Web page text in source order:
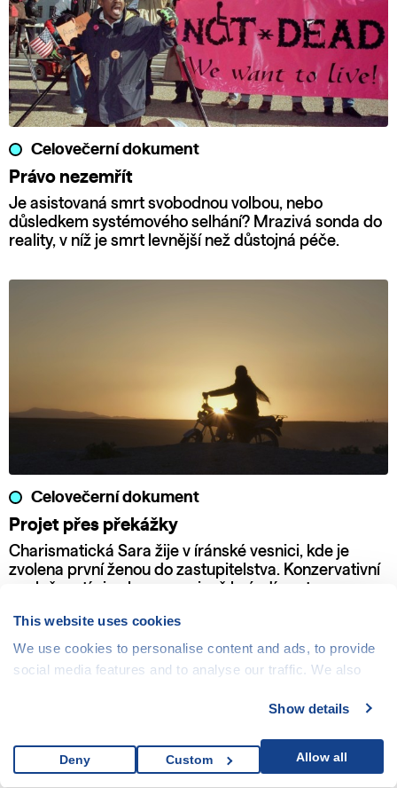
This website uses cookies
We use cookies to personalise content and ads, to provide
social media features and to analyse our traffic. We also
media, advertising and analytics partners who may
them or that they’ve collected from your use of their
services.
Show details
Allow all
Custom
Deny
Celovečerní dokument
Právo nezemřít
Je asistovaná smrt svobodnou volbou, nebo
důsledkem systémového selhání? Mrazivá sonda do
reality, v níž je smrt levnější než důstojná péče.
Celovečerní dokument
Projet přes překážky
Charismatická Sara žije v íránské vesnici, kde je
zvolena první ženou do zastupitelstva. Konzervativní
společností si nekompromisně brázdí cestu se svou